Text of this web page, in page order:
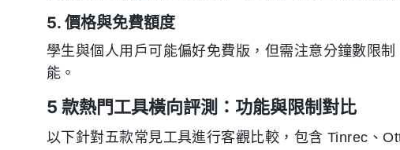
5. 價格與免費額度
學生與個人用戶可能偏好免費版，但需注意分鐘數限
能。
5 款熱門工具橫向評測：功能與限制對比
以下針對五款常見工具進行客觀比較，包含 Tinrec、